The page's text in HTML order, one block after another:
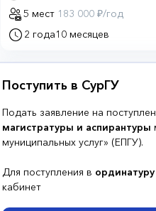
5 мест 183 000 ₽/год
2 года10 месяцев
Поступить в СурГУ
Подать заявление на
магистратуры и аспирантуры
муниципальных услуг» (ЕПГУ).
Для поступления в ординатуру
кабинет